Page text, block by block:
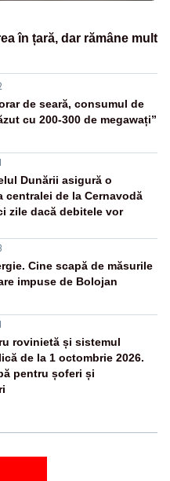
în țară, dar rămâne mult
de seară, consumul de
cu 200-300 de megawați”
Dunării asigură o
centralei de la Cernavodă
zile dacă debitele vor
Cine scapă de măsurile
impuse de Bolojan
rovinietă și sistemul
de la 1 octombrie 2026.
pentru șoferi și